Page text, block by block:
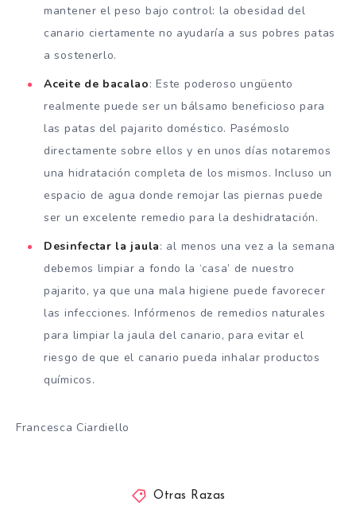
mantener el peso bajo control: la obesidad del
canario ciertamente no ayudaría a sus pobres patas
a sostenerlo.
Aceite de bacalao: Este poderoso ungüento
realmente puede ser un bálsamo beneficioso para
las patas del pajarito doméstico. Pasémoslo
directamente sobre ellos y en unos días notaremos
una hidratación completa de los mismos. Incluso un
espacio de agua donde remojar las piernas puede
ser un excelente remedio para la deshidratación.
Desinfectar la jaula: al menos una vez a la semana
debemos limpiar a fondo la ‘casa’ de nuestro
pajarito, ya que una mala higiene puede favorecer
las infecciones. Infórmenos de remedios naturales
para limpiar la jaula del canario, para evitar el
riesgo de que el canario pueda inhalar productos
químicos.
Francesca Ciardiello
Otras Razas